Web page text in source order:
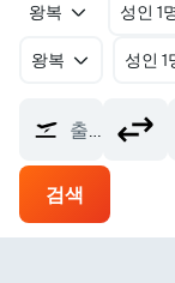
왕복 성인 1
왕복 성인
출발지
검색